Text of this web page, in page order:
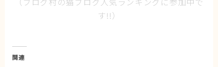
す!!）
関連